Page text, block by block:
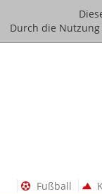
Durch die
Fußball